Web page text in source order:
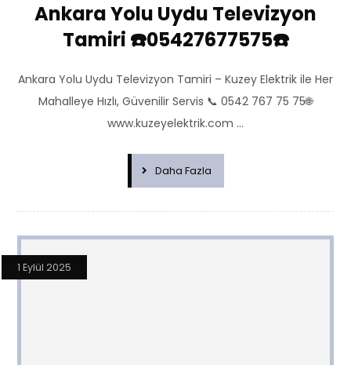
Ankara Yolu Uydu Televizyon
Tamiri ☎️05427677575☎️
Ankara Yolu Uydu Televizyon Tamiri – Kuzey Elektrik ile Her
Mahalleye Hızlı, Güvenilir Servis 📞 0542 767 75 75🌐
www.kuzeyelektrik.com ...
Daha Fazla
1 Eylül 2025